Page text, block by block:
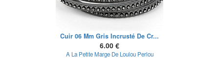
Cuir 06 Mm Gris Incrusté De Cr...
6.00 €
A La Petite Marge De Loulou Perlou